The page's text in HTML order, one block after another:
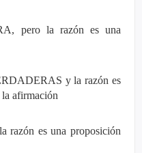
pero la razón es una
y la razón es
afirmación
razón es una proposición